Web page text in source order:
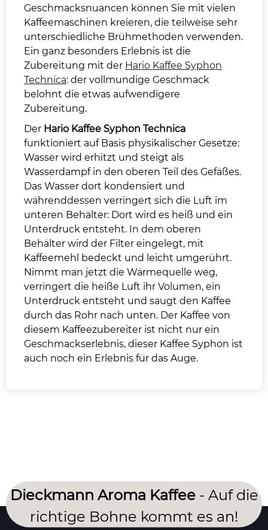
Geschmacksnuancen können Sie mit vielen
Kaffeemaschinen kreieren, die teilweise sehr
unterschiedliche Brühmethoden verwenden.
Ein ganz besonders Erlebnis ist die
Zubereitung mit der Hario Kaffee Syphon
Technica: der vollmundige Geschmack
belohnt die etwas aufwendigere
Zubereitung.
Der Hario Kaffee Syphon Technica
funktioniert auf Basis physikalischer Gesetze:
Wasser wird erhitzt und steigt als
Wasserdampf in den oberen Teil des Gefäßes.
Das Wasser dort kondensiert und
währenddessen verringert sich die Luft im
unteren Behälter: Dort wird es heiß und ein
Unterdruck entsteht. In dem oberen
Behälter wird der Filter eingelegt, mit
Kaffeemehl bedeckt und leicht umgerührt.
Nimmt man jetzt die Wärmequelle weg,
verringert die heiße Luft ihr Volumen, ein
Unterdruck entsteht und saugt den Kaffee
durch das Rohr nach unten. Der Kaffee von
diesem Kaffeezubereiter ist nicht nur ein
Geschmackserlebnis, dieser Kaffee Syphon ist
auch noch ein Erlebnis für das Auge.
Dieckmann Aroma Kaffee- Auf die
richtige Bohne kommt es an!